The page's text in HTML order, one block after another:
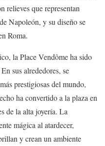
relieves que representan
Napoleón, y su diseño se
Roma.
la Place Vendôme ha sido
sus alrededores, se
prestigiosas del mundo,
ha convertido a la plaza en
de la alta joyería. La
mágica al atardecer,
y crean un ambiente